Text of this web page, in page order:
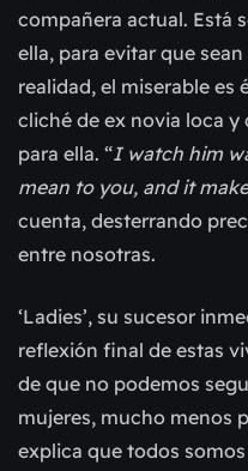
compañera actual. Está
ella, para evitar que
realidad, el miserable es
cliché de ex novia loca y
para ella. “I watch him
mean to you, and it
cuenta, desterrando
entre nosotras.
‘Ladies’, su sucesor
reflexión final de estas
de que no podemos
mujeres, mucho menos
explica que todos